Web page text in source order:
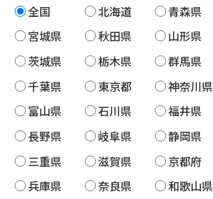
全国 北海道 青森県
宮城県
秋田県 山形県
茨城県
栃木県 群馬県
千葉県
東京都 神奈川県
富山県
石川県 福井県
長野県
岐阜県 静岡県
三重県
滋賀県 京都府
兵庫県
奈良県 和歌山県